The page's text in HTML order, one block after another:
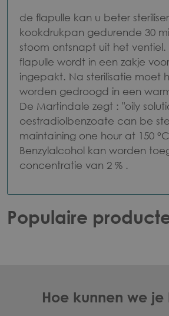
de flapulle kan u beter
kookdrukpan gedurende 30
stoom ontsnapt uit het ventiel.
flapulle wordt in een zakje
ingepakt. Na sterilisatie moet
worden gedroogd in een
De Martindale zegt : "oily
oestradiolbenzoate can be
maintaining one hour at 150
Benzylalcohol kan worden
concentratie van 2 % .
Populaire
Hoe kunnen we je